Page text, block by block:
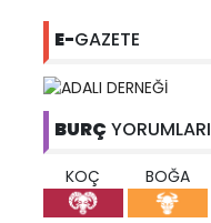
E-GAZETE
BURÇ YORUMLARI
KOÇ BOĞA